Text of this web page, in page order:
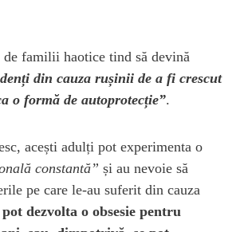
familii haotice tind să devină
din cauza rușinii de a fi crescut
o formă de autoprotecție”.
acești adulți pot experimenta o
constantă” și au nevoie să
pe care le-au suferit din cauza
dezvolta o obsesie pentru